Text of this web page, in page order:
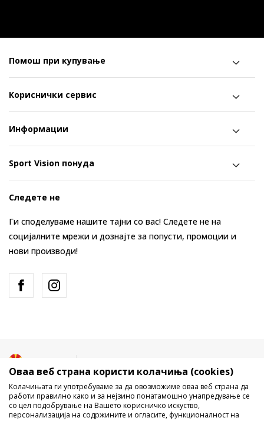
Помош при купување
Кориснички сервис
Информации
Sport Vision понуда
Следете не
Ги споделуваме нашите тајни со вас! Следете не на
социјалните мрежи и дознајте за попусти, промоции и
нови производи!
Оваа веб страна користи колачиња (cookies)
Колачињата ги употребуваме за да овозможиме оваа веб страна да
работи правилно како и за нејзино понатамошно унапредување се
со цел подобрување на Вашето корисничко искуство,
персонализација на содржините и огласите, функционалност на